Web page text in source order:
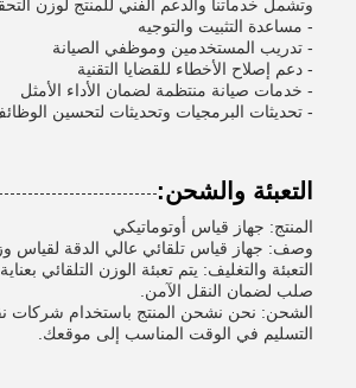
وتشمل خدماتنا والدعم الفني للمنتج لوزن
- مساعدة التثبيت والتوجيه
- تدريب المستخدمين وموظفي الصيانة
- دعم إصلاح الأخطاء للقضايا التقنية
- خدمات صيانة منتظمة لضمان الأداء الأمثل
- تحديثات البرمجيات وتحديثات لتحسين
التعبئة والشحن:
المنتج: جهاز قياس أوتوماتيكي
وصف: جهاز قياس تلقائي عالي الدقة لقياس
التعبئة والتغليف: يتم تعبئة الوزن التلقائي
صلب لضمان النقل الآمن.
الشحن: نحن نشحن المنتج باستخدام شركات
التسليم في الوقت المناسب إلى موقعك.